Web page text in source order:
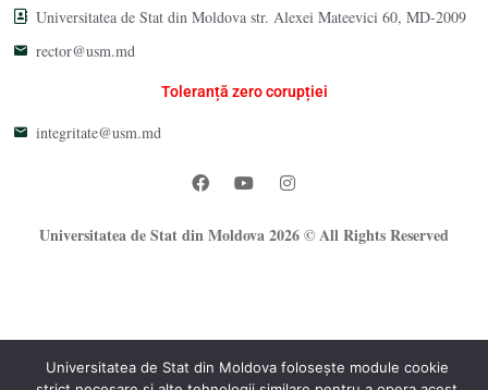
Universitatea de Stat din Moldova str. Alexei Mateevici 60, MD-2009
rector@usm.md
Toleranță zero corupției
integritate@usm.md
Universitatea de Stat din Moldova 2026 © All Rights Reserved
Universitatea de Stat din Moldova folosește module cookie